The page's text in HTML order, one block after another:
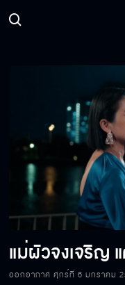
แม่ผัวจงเจริญ
ออกอากาศ ศุกร์ที่ 6 มกราคม